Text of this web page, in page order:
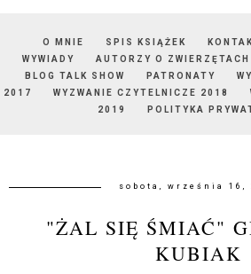
O MNIE SPIS KSIĄŻEK
WYWIADY
AUTORZY O ZWIERZĘTACH
BLOG TALK SHOW
PATRONATY
2017
WYZWANIE CZYTELNICZE 2018
2019
POLITYKA
sobota, września 16,
"ŻAL SIĘ ŚMIAĆ"
KUBIAK